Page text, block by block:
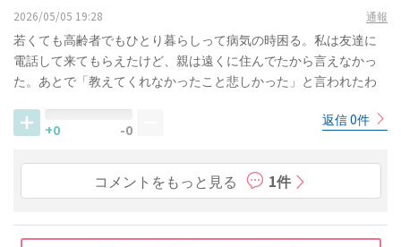
2026/05/05 19:28 通報
若くても高齢者でもひとり暮らしって病気の時困る。私は友達に
電話して来てもらえたけど、親は遠くに住んでたから言えなかっ
た。あとで「教えてくれなかったこと悲しかった」と言われたわ
+0 -0
返信 0件
コメントをもっと見る 1件